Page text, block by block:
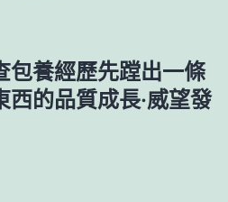
包養經歷先蹚出一條
西的品質成長·威望發